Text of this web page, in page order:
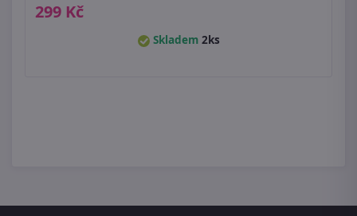
299 Kč
Skladem 2ks